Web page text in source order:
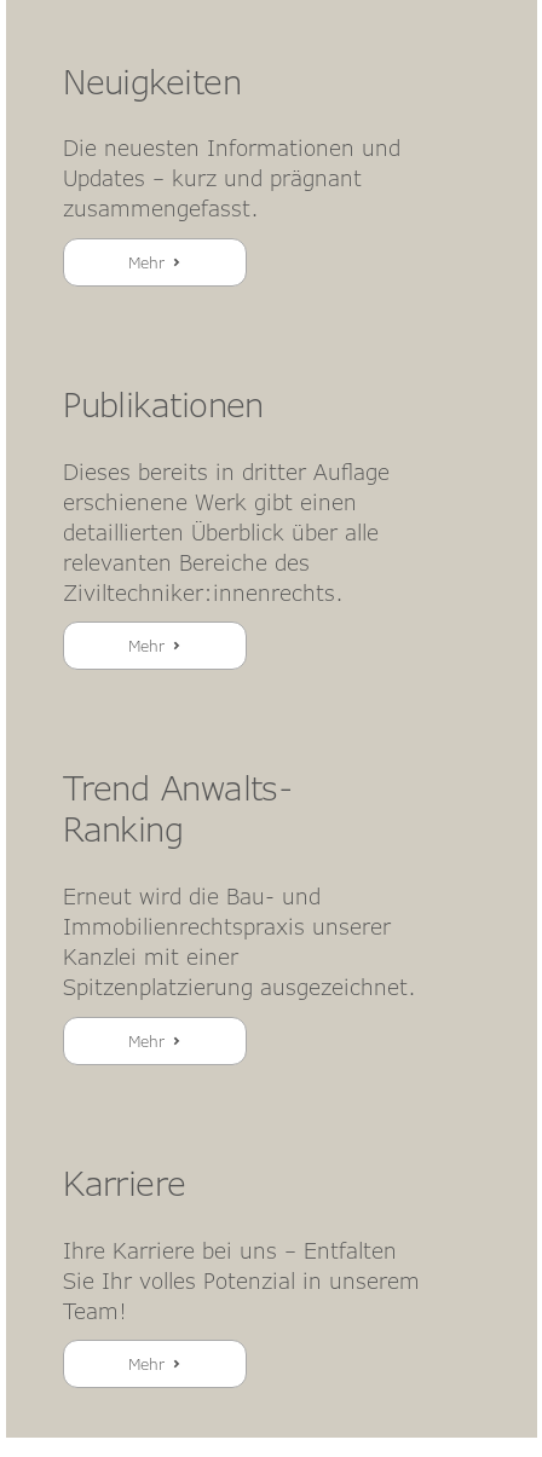
Neuigkeiten
Die neuesten Informationen und
Updates – kurz und prägnant
zusammengefasst.
Mehr
Publikationen
Dieses bereits in dritter Auflage
erschienene Werk gibt einen
detaillierten Überblick über alle
relevanten Bereiche des
Ziviltechniker:innenrechts.
Mehr
Trend Anwalts-
Ranking
Erneut wird die Bau- und
Immobilienrechtspraxis unserer
Kanzlei mit einer
Spitzenplatzierung ausgezeichnet.
Mehr
Karriere
Ihre Karriere bei uns – Entfalten
Sie Ihr volles Potenzial in unserem
Team!
Mehr